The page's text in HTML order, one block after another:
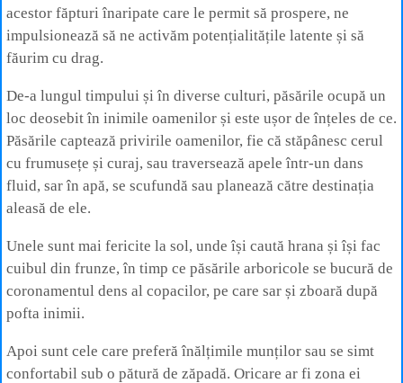
acestor făpturi înaripate care le permit să prospere, ne
impulsionează să ne activăm potențialitățile latente și să
făurim cu drag.
De-a lungul timpului și în diverse culturi, păsările ocupă un
loc deosebit în inimile oamenilor și este ușor de înțeles de ce.
Păsările captează privirile oamenilor, fie că stăpânesc cerul
cu frumusețe și curaj, sau traversează apele într-un dans
fluid, sar în apă, se scufundă sau planează către destinația
aleasă de ele.
Unele sunt mai fericite la sol, unde își caută hrana și își fac
cuibul din frunze, în timp ce păsările arboricole se bucură de
coronamentul dens al copacilor, pe care sar și zboară după
pofta inimii.
Apoi sunt cele care preferă înălțimile munților sau se simt
confortabil sub o pătură de zăpadă. Oricare ar fi zona ei